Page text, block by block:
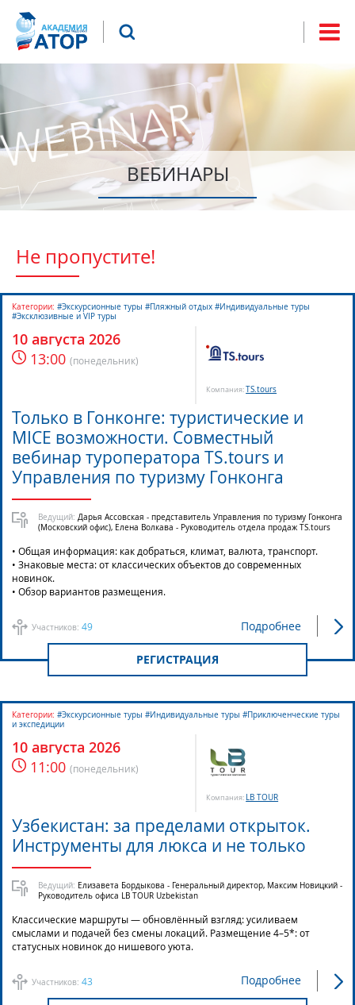
поиска
Что будем искать?
ВЕБИНАРЫ
Не пропустите!
10 августа 2026
13:00 (понедельник)
Компания:TS.tours
Участников: 49
Категории: #Экскурсионные туры #Пляжный отдых #Индивидуальные туры
#Эксклюзивные и VIP туры
Только в Гонконге: туристические и
MICE возможности. Совместный
вебинар туроператора TS.tours и
Управления по туризму Гонконга
Ведущий: Дарья Ассовская - представитель Управления по туризму Гонконга
(Московский офис), Елена Волкава - Руководитель отдела продаж TS.tours
• Общая информация: как добраться, климат, валюта, транспорт.
• Знаковые места: от классических объектов до современных
новинок.
• Обзор вариантов размещения.
Подробнее
РЕГИСТРАЦИЯ
10 августа 2026
11:00 (понедельник)
Компания: LB TOUR
Участников: 43
Категории: #Экскурсионные туры #Индивидуальные туры #Приключенческие туры
и экспедиции
Узбекистан: за пределами открыток.
Инструменты для люкса и не только
Ведущий: Елизавета Бордыкова - Генеральный директор, Максим Новицкий -
Руководитель офиса LB TOUR Uzbekistan
Классические маршруты — обновлённый взгляд: усиливаем
смыслами и подачей без смены локаций. Размещение 4–5*: от
статусных новинок до нишевого уюта.
Подробнее